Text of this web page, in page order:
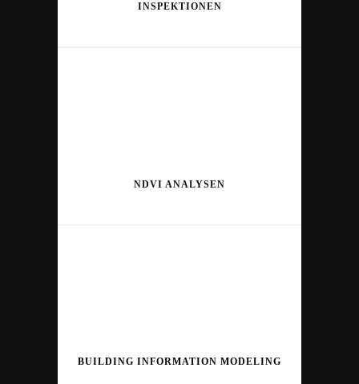
INSPEKTIONEN
NDVI ANALYSEN
BUILDING INFORMATION MODELING